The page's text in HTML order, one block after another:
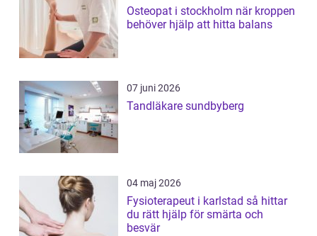
Osteopat i stockholm när kroppen
behöver hjälp att hitta balans
07 juni 2026
Tandläkare sundbyberg
04 maj 2026
Fysioterapeut i karlstad så hittar
du rätt hjälp för smärta och
besvär